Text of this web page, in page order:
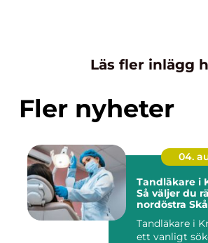
Läs fler inlägg
Fler nyheter
04.
Tandläkare i
Så väljer du
nordöstra
Tandläkare i
ett vanligt